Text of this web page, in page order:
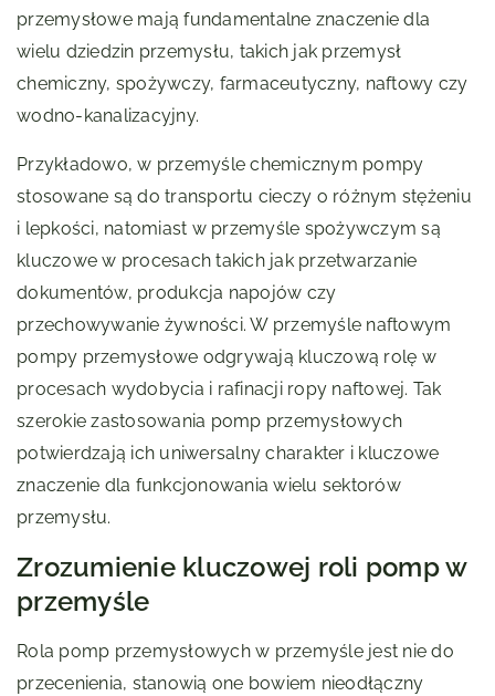
przemysłowe mają fundamentalne znaczenie dla
wielu dziedzin przemysłu, takich jak przemysł
chemiczny, spożywczy, farmaceutyczny, naftowy czy
wodno-kanalizacyjny.
Przykładowo, w przemyśle chemicznym pompy
stosowane są do transportu cieczy o różnym stężeniu
i lepkości, natomiast w przemyśle spożywczym są
kluczowe w procesach takich jak przetwarzanie
dokumentów, produkcja napojów czy
przechowywanie żywności. W przemyśle naftowym
pompy przemysłowe odgrywają kluczową rolę w
procesach wydobycia i rafinacji ropy naftowej. Tak
szerokie zastosowania pomp przemysłowych
potwierdzają ich uniwersalny charakter i kluczowe
znaczenie dla funkcjonowania wielu sektorów
przemysłu.
Zrozumienie kluczowej roli pomp w
przemyśle
Rola pomp przemysłowych w przemyśle jest nie do
przecenienia, stanowią one bowiem nieodłączny